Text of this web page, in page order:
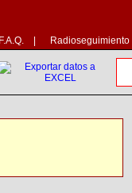
F.A.Q. Radioseguimiento